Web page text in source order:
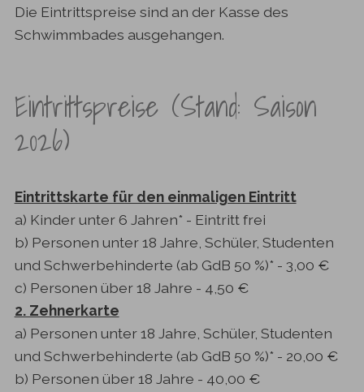
Die Eintrittspreise sind an der Kasse des
Schwimmbades ausgehangen.
Eintrittspreise (Stand: Saison
2026)
Eintrittskarte für den einmaligen Eintritt
a) Kinder unter 6 Jahren* - Eintritt frei
b) Personen unter 18 Jahre, Schüler, Studenten
und Schwerbehinderte (ab GdB 50 %)* - 3,00 €
c) Personen über 18 Jahre - 4,50 €
2. Zehnerkarte
a) Personen unter 18 Jahre, Schüler, Studenten
und Schwerbehinderte (ab GdB 50 %)* - 20,00 €
b) Personen über 18 Jahre - 40,00 €